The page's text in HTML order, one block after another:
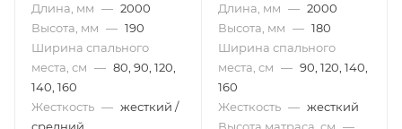
Длина, мм — 2000
Высота, мм — 190
Ширина спального
места, см — 80, 90, 120,
140, 160
Жесткость — жесткий /
Длина, мм — 2000
Высота, мм — 180
Ширина спального
места, см — 90, 120, 140,
160
Жесткость — жесткий